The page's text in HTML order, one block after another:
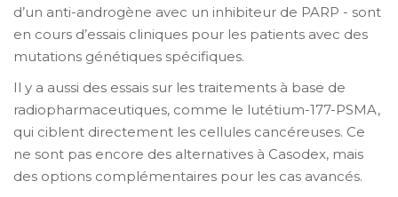
d’un anti-androgène avec un inhibiteur de PARP - sont
en cours d’essais cliniques pour les patients avec des
mutations génétiques spécifiques.
Il y a aussi des essais sur les traitements à base de
radiopharmaceutiques, comme le lutétium-177-PSMA,
qui ciblent directement les cellules cancéreuses. Ce
ne sont pas encore des alternatives à Casodex, mais
des options complémentaires pour les cas avancés.